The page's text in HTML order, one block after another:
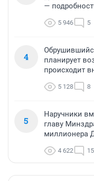
—
5 946 5
4
планирует
происходит
5 128 8
5
Наручники
главу
миллионера
4 622 15